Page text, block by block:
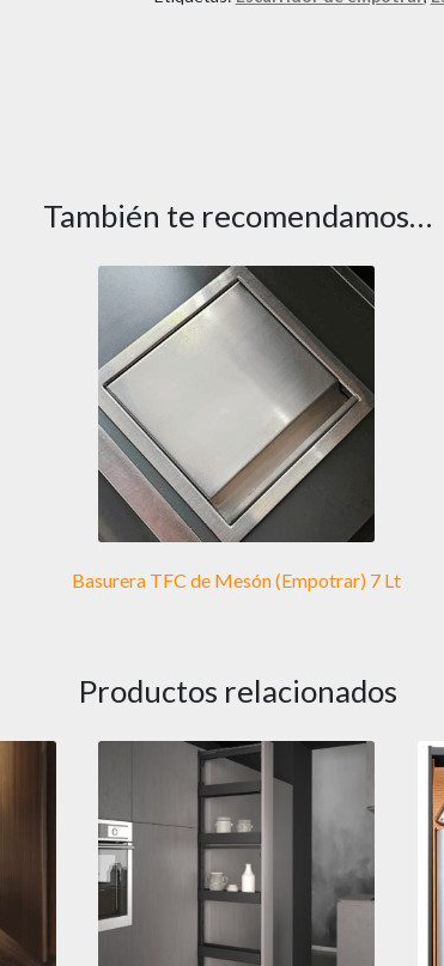
También te recomendamos…
Basurera TFC de Mesón (Empotrar) 7 Lt
Productos relacionados